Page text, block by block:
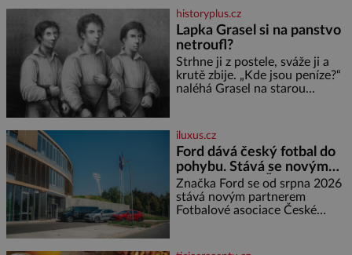
oranžová. Je fialová, žlutá, bílá,
někdy dokonce téměř černá. Až
díky stovkám let pečlivého
šlechtění se z ní stává zelenina,
bez které si českou zahradu ani
nedokážeme představit. Její
příběh je
historyplus.cz
Lapka Grasel si na panstvo
netroufl?
Strhne ji z postele, sváže ji a
krutě zbije. „Kde jsou peníze?“
naléhá Grasel na starou
nemůže, protože žádné nemá,
spokojí se lupič s několika
měďáky a štůčky látky. Zraněná
žena pár dní nato umírá. Je to
muž nebývale krutý. Jeho činy
budí hrůzu ještě dlouho po jeho
smrti
iluxus.cz
Ford dává český fotbal do
pohybu. Stává se novým
partnerem FAČR
Značka Ford se od srpna 2026
stává novým partnerem
Fotbalové asociace České
asociace, reprezentačních týmů